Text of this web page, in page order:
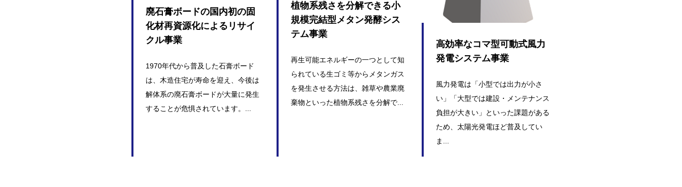
廃石膏ボードの国内初の固
化材再資源化によるリサイ
クル事業
1970年代から普及した石膏ボード
は、木造住宅が寿命を迎え、今後は
解体系の廃石膏ボードが大量に発生
することが危惧されています。...
植物系残さを分解できる小
規模完結型メタン発酵シス
テム事業
再生可能エネルギーの一つとして知
られている生ゴミ等からメタンガス
を発生させる方法は、雑草や農業廃
棄物といった植物系残さを分解で...
高効率なコマ型可動式風力
発電システム事業
風力発電は「小型では出力が小さ
い」「大型では建設・メンテナンス
負担が大きい」といった課題がある
ため、太陽光発電ほど普及してい
ま...